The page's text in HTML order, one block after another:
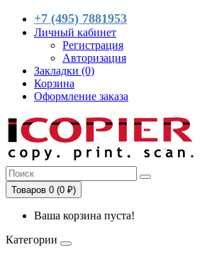
+7 (495) 7881953
Личный кабинет
Регистрация
Авторизация
Закладки (0)
Корзина
Оформление заказа
Товаров 0 (0 ₽)
Ваша корзина пуста!
Категории